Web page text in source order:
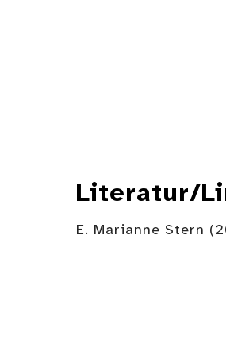
Literatur/
E. Marianne Stern